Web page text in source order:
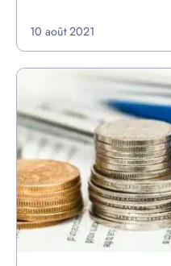
10 août 2021